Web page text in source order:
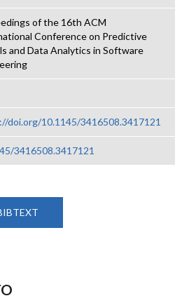
of the 16th ACM
Conference on Predictive
and Data Analytics in Software
doi.org/10.1145/3416508.3417121
3416508.3417121